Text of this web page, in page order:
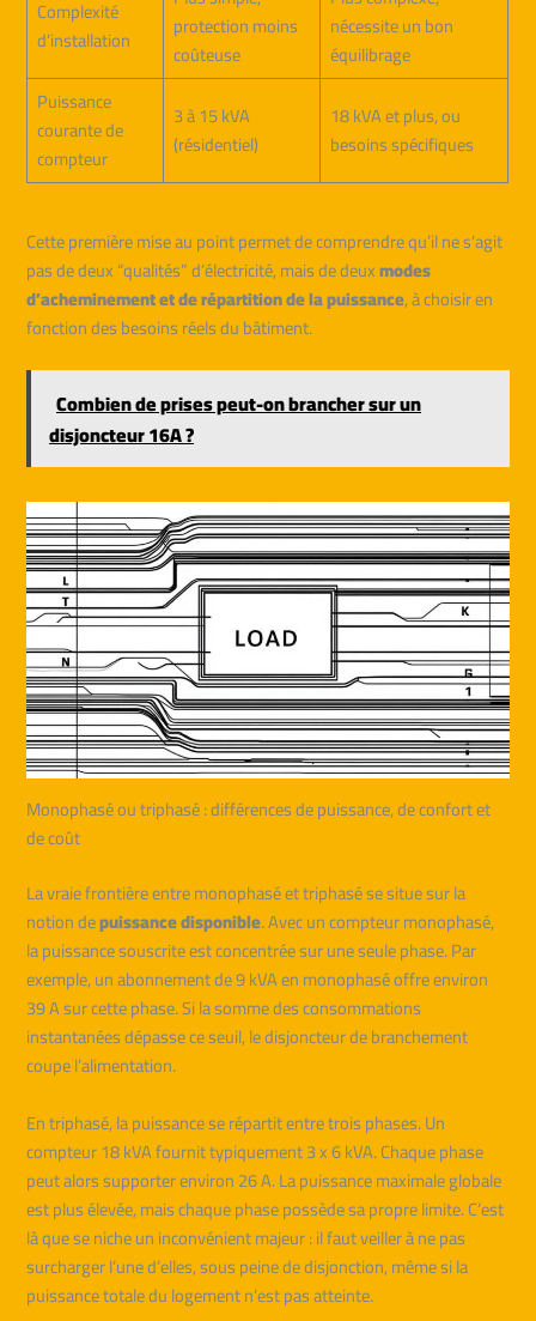
Complexité
d’installation
protection moins
coûteuse
nécessite un bon
équilibrage
Puissance
courante de
compteur
3 à 15 kVA
(résidentiel)
18 kVA et plus, ou
besoins spécifiques
Cette première mise au point permet de comprendre qu’il ne s’agit
pas de deux “qualités” d’électricité, mais de deuxmodes
d’acheminement et de répartition de la puissance, à choisir en
fonction des besoins réels du bâtiment.
Combien de prises peut-on brancher sur un
disjoncteur 16A ?
Monophasé ou triphasé : différences de puissance, de confort et
de coût
La vraie frontière entre monophasé et triphasé se situe sur la
notion depuissance disponible. Avec un compteur monophasé,
la puissance souscrite est concentrée sur une seule phase. Par
exemple, un abonnement de 9 kVA en monophasé offre environ
39 A sur cette phase. Si la somme des consommations
instantanées dépasse ce seuil, le disjoncteur de branchement
coupe l’alimentation.
En triphasé, la puissance se répartit entre trois phases. Un
compteur 18 kVA fournit typiquement 3 x 6 kVA. Chaque phase
peut alors supporter environ 26 A. La puissance maximale globale
est plus élevée, mais chaque phase possède sa propre limite. C’est
là que se niche un inconvénient majeur : il faut veiller à ne pas
surcharger l’une d’elles, sous peine de disjonction, même si la
puissance totale du logement n’est pas atteinte.